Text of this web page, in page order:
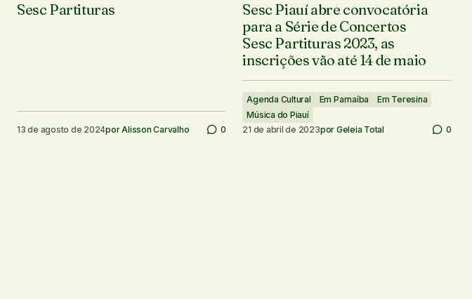
Sesc Partituras
13 de agosto de 2024porAlisson Carvalho 0
Sesc Piauí abre convocatória
para a Série de Concertos
Sesc Partituras 2023, as
inscrições vão até 14 de maio
Agenda Cultural Em Parnaíba
Em Teresina
Música do Piauí
21 de abril de 2023por Geleia Total 0